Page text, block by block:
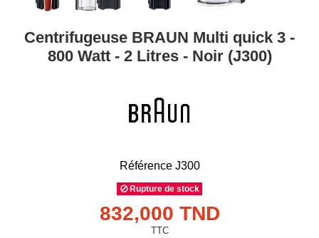
Centrifugeuse BRAUN Multi quick 3 -
800 Watt - 2 Litres - Noir (J300)
Référence J300
Rupture de stock
832,000 TND
TTC